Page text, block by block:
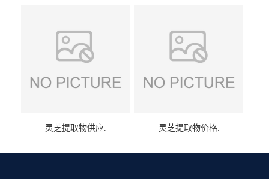
灵芝提取物供应. 灵芝提取物价格.